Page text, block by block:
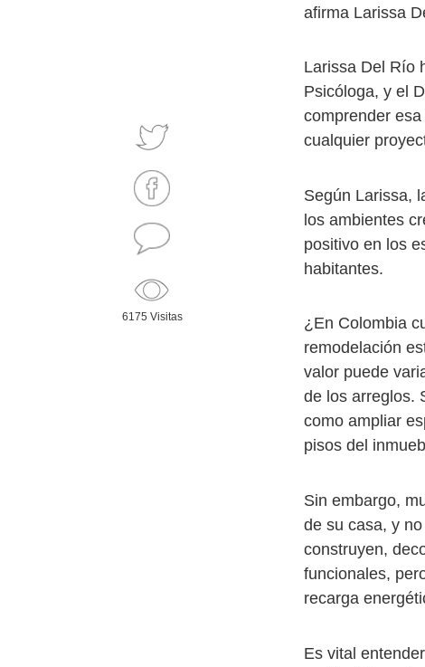
6175 Visitas
afirma Larissa
Larissa Del Río
Psicóloga, y el
comprender
cualquier
Según Larissa,
los ambientes
positivo en los
habitantes.
¿En Colombia
remodelación
valor puede
de los arreglos.
como ampliar
pisos del
Sin embargo,
de su casa, y
construyen,
funcionales,
recarga
Es vital